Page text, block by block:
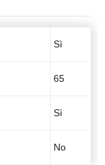
Sì
65
Sì
No